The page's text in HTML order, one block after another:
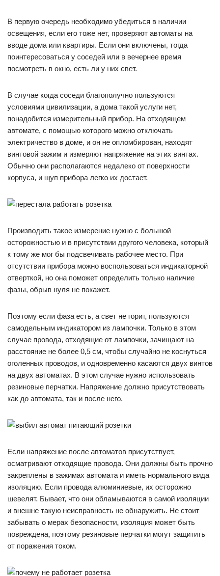
В первую очередь необходимо убедиться в наличии
освещения, если его тоже нет, проверяют автоматы на
вводе дома или квартиры. Если они включены, тогда
поинтересоваться у соседей или в вечернее время
посмотреть в окно, есть ли у них свет.
В случае когда соседи благополучно пользуются
условиями цивилизации, а дома такой услуги нет,
понадобится измерительный прибор. На отходящем
автомате, с помощью которого можно отключать
электричество в доме, и он не опломбирован, находят
винтовой зажим и измеряют напряжение на этих винтах.
Обычно они располагаются недалеко от поверхности
корпуса, и щуп прибора легко их достает.
Производить такое измерение нужно с большой
осторожностью и в присутствии другого человека, который
к тому же мог бы подсвечивать рабочее место. При
отсутствии прибора можно воспользоваться индикаторной
отверткой, но она поможет определить только наличие
фазы, обрыв нуля не покажет.
Поэтому если фаза есть, а свет не горит, пользуются
самодельным индикатором из лампочки. Только в этом
случае провода, отходящие от лампочки, зачищают на
расстояние не более 0,5 см, чтобы случайно не коснуться
оголенных проводов, и одновременно касаются двух винтов
на двух автоматах. В этом случае нужно использовать
резиновые перчатки. Напряжение должно присутствовать
как до автомата, так и после него.
Если напряжение после автоматов присутствует,
осматривают отходящие провода. Они должны быть прочно
закреплены в зажимах автомата и иметь нормального вида
изоляцию. Если провода алюминиевые, их осторожно
шевелят. Бывает, что они обламываются в самой изоляции
и внешне такую неисправность не обнаружить. Не стоит
забывать о мерах безопасности, изоляция может быть
повреждена, поэтому резиновые перчатки могут защитить
от поражения током.